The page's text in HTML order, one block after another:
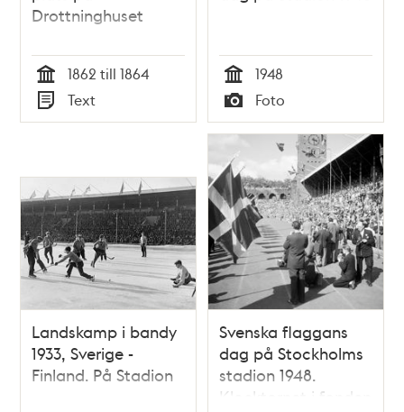
Drottninghuset
Tid
1862 till 1864
Typ
Text Tid
1948
Typ
Foto
Landskamp i bandy
1933, Sverige -
Finland. På Stadion
Svenska flaggans
dag på Stockholms
stadion 1948.
Klocktornet i fonden